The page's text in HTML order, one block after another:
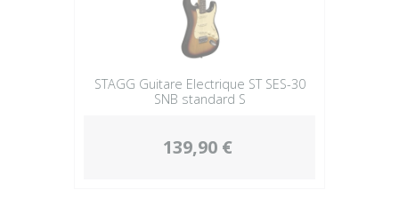
STAGG Guitare Electrique ST SES-30
SNB standard S
139,90 €